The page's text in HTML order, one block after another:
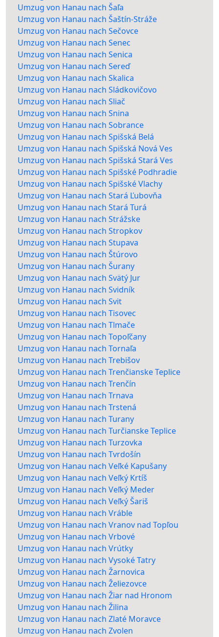
Umzug von Hanau nach Šaľa
Umzug von Hanau nach Šaštín-Stráže
Umzug von Hanau nach Sečovce
Umzug von Hanau nach Senec
Umzug von Hanau nach Senica
Umzug von Hanau nach Sereď
Umzug von Hanau nach Skalica
Umzug von Hanau nach Sládkovičovo
Umzug von Hanau nach Sliač
Umzug von Hanau nach Snina
Umzug von Hanau nach Sobrance
Umzug von Hanau nach Spišská Belá
Umzug von Hanau nach Spišská Nová Ves
Umzug von Hanau nach Spišská Stará Ves
Umzug von Hanau nach Spišské Podhradie
Umzug von Hanau nach Spišské Vlachy
Umzug von Hanau nach Stará Ľubovňa
Umzug von Hanau nach Stará Turá
Umzug von Hanau nach Strážske
Umzug von Hanau nach Stropkov
Umzug von Hanau nach Stupava
Umzug von Hanau nach Štúrovo
Umzug von Hanau nach Šurany
Umzug von Hanau nach Svätý Jur
Umzug von Hanau nach Svidník
Umzug von Hanau nach Svit
Umzug von Hanau nach Tisovec
Umzug von Hanau nach Tlmače
Umzug von Hanau nach Topoľčany
Umzug von Hanau nach Tornaľa
Umzug von Hanau nach Trebišov
Umzug von Hanau nach Trenčianske Teplice
Umzug von Hanau nach Trenčín
Umzug von Hanau nach Trnava
Umzug von Hanau nach Trstená
Umzug von Hanau nach Turany
Umzug von Hanau nach Turčianske Teplice
Umzug von Hanau nach Turzovka
Umzug von Hanau nach Tvrdošín
Umzug von Hanau nach Veľké Kapušany
Umzug von Hanau nach Veľký Krtíš
Umzug von Hanau nach Veľký Meder
Umzug von Hanau nach Veľký Šariš
Umzug von Hanau nach Vráble
Umzug von Hanau nach Vranov nad Topľou
Umzug von Hanau nach Vrbové
Umzug von Hanau nach Vrútky
Umzug von Hanau nach Vysoké Tatry
Umzug von Hanau nach Žarnovica
Umzug von Hanau nach Želiezovce
Umzug von Hanau nach Žiar nad Hronom
Umzug von Hanau nach Žilina
Umzug von Hanau nach Zlaté Moravce
Umzug von Hanau nach Zvolen